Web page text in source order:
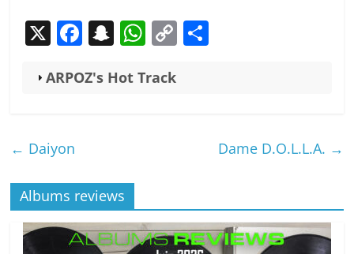
X F
c
o
k
S
a
at
W
at
C
ARPOZ's Hot Track
← Daiyon Dame D.O.L.L.A. →
Albums reviews